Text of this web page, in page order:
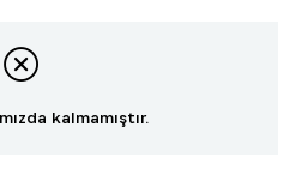
kalmamıştır.